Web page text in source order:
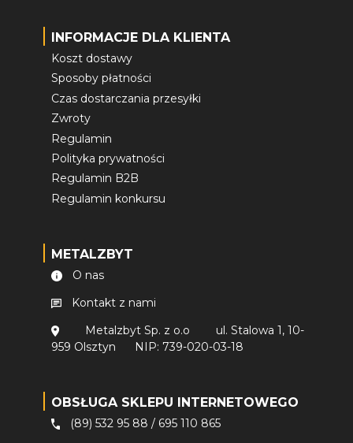
INFORMACJE DLA KLIENTA
Koszt dostawy
Sposoby płatności
Czas dostarczania przesyłki
Zwroty
Regulamin
Polityka prywatności
Regulamin B2B
Regulamin konkursu
METALZBYT
O nas
Kontakt z nami
Metalzbyt Sp. z o.o
ul. Stalowa 1, 10-
959 Olsztyn
NIP: 739-020-03-18
OBSŁUGA SKLEPU INTERNETOWEGO
(89) 532 95 88 / 695 110 865